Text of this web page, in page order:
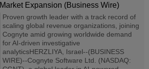
Market Expansion (Business Wire)
Proven growth leader with a track record of
scaling global revenue organizations, joining
Cognyte amid growing worldwide demand
for AI-driven investigative
analyticsHERZLIYA, Israel--(BUSINESS
WIRE)--Cognyte Software Ltd. (NASDAQ: